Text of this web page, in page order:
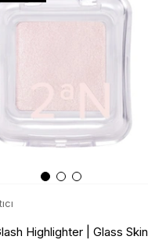
Highlighter | Glass Skin